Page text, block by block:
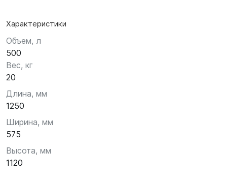
Характеристики
Объем, л
500
Вес, кг
20
Длина, мм
1250
Ширина, мм
575
Высота, мм
1120